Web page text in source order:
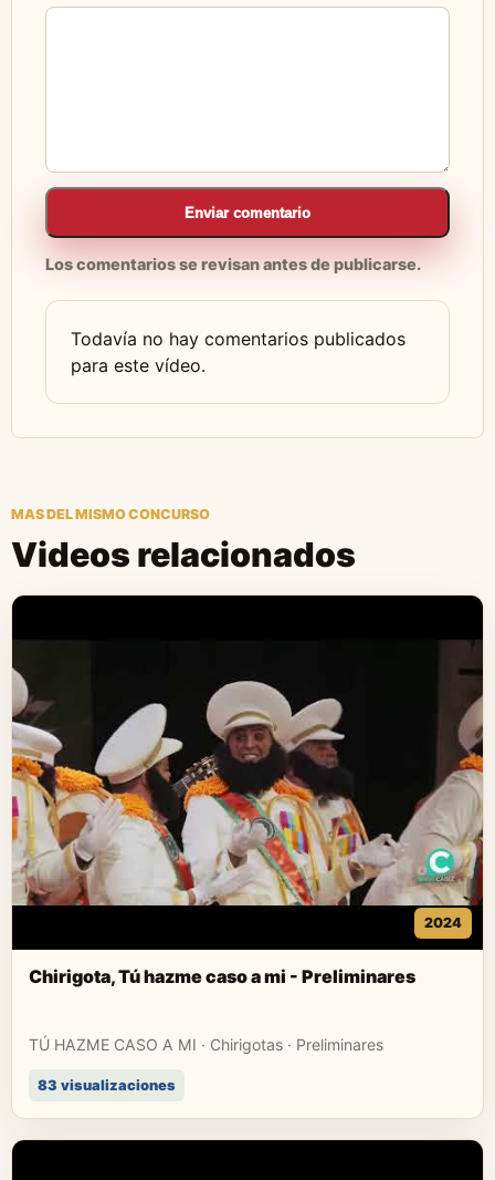
Enviar comentario
Los comentarios se revisan antes de publicarse.
Todavía no hay comentarios publicados
para este vídeo.
MAS DEL MISMO CONCURSO
Videos relacionados
2024
Chirigota, Tú hazme caso a mi - Preliminares
TÚ HAZME CASO A MI · Chirigotas · Preliminares
83 visualizaciones